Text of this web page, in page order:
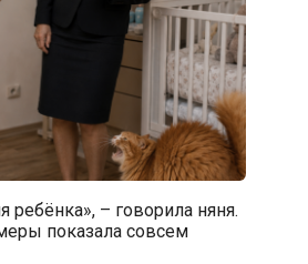
ребёнка», – говорила няня.
показала совсем